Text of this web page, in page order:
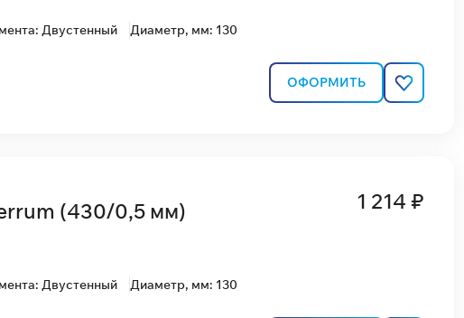
Двустенный Диаметр, мм: 130
ОФОРМИТЬ
(430/0,5 мм)
Двустенный Диаметр, мм: 130
1 214 ₽